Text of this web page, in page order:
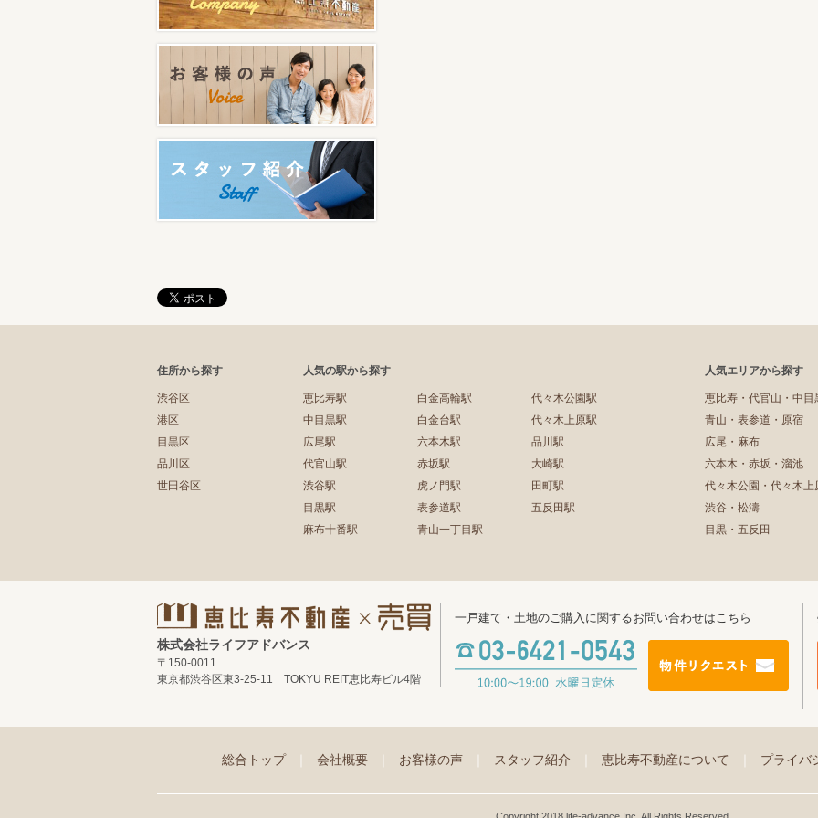
住所から探す
渋谷区
港区
目黒区
品川区
世田谷区
人気の駅から探す
恵比寿駅
中目黒駅
広尾駅
代官山駅
渋谷駅
目黒駅
麻布十番駅
白金高輪駅
白金台駅
六本木駅
赤坂駅
虎ノ門駅
表参道駅
青山一丁目駅
代々木公園駅
代々木上原駅
品川駅
大崎駅
田町駅
五反田駅
人気エリアから探す
恵比寿・代官山・中目
青山・表参道・原宿
広尾・麻布
六本木・赤坂・溜池
代々木公園・代々木上
渋谷・松濤
目黒・五反田
株式会社ライフアドバンス
〒150-0011
東京都渋谷区東3-25-11 TOKYU REIT恵比寿ビル4階
一戸建て・土地のご購入に関するお問い合わせはこちら
総合トップ 会社概要 お客様の声 スタッフ紹介 恵比寿不動産について プライバ